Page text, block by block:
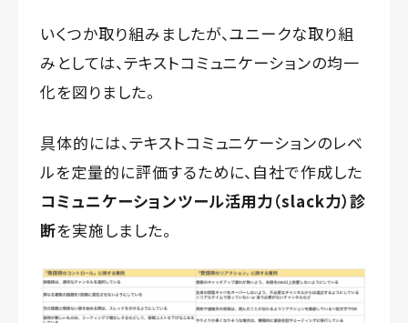
いくつか取り組みましたが、ユニークな取り組
みとしては、テキストコミュニケーションの均一
化を図りました。
具体的には、テキストコミュニケーションのレベ
ルを定量的に評価するために、自社で作成した
コミュニケーションツール活用力（slack力）診
断を実施しました。